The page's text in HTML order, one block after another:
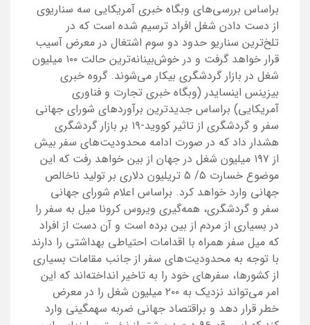
براساس بررسی‌های وبگاه خبری آمریکایی سه سناریوی
از دست دادن شغل افراد ترسیم شده است که در
تلخ‌ترین سناریو حدود دو سوم اشتغال در معرض آسیب
قرار خواهد گرفت و در خوش‌بینانه‌ترین حالت ۱۰۰ میلیون
شغل در بازار گردشگری بیکار می‌شوند. گروه خبری
بیزینس اینسایدر (وبگاه خبری تجارت و فناوری
آمریکایی) براساس جدیدترین برآوردهای شورای جهانی
سفر و گردشگری از تاثیر کووید-۱۹ بر بازار گردشگری
هشدار داد که در صورت ادامه محدودیت‌های سفر بیش
از ۱۹۷ میلیون شغل در جهان از بین خواهد رفت که این
موضوع خسارت ۵/ ۵ تریلیون دلاری بر تولید ناخالص
جهانی وارد خواهد کرد. براساس اعلام شورای جهانی
سفر و گردشگری، همه‌گیری ویروس کرونا میل به سفر را
در بسیاری از مردم از بین برده است و آن دست از افراد
که میل سفر همراه با اقدامات احتیاطی بهداشتی را دارند
با توجه به محدودیت‌های سفر از جانب مقامات بسیاری
از کشورها، سفرهای خود را به تاخیر انداخته‌اند که این
امر می‌تواند نزدیک به ۲۰۰ میلیون شغل را در معرض
خطر قرار دهد و براقتصاد جهانی ضربه سهمگینی وارد